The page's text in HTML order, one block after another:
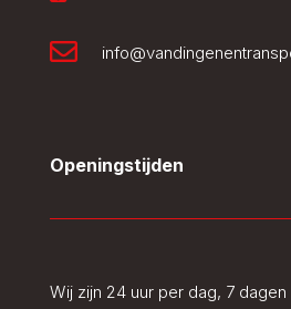

Openingstijden
Wij zijn 24 uur per dag, 7